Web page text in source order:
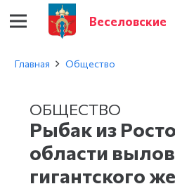
Веселовские
Главная Общество
ОБЩЕСТВО
Рыбак из
области
гигантского